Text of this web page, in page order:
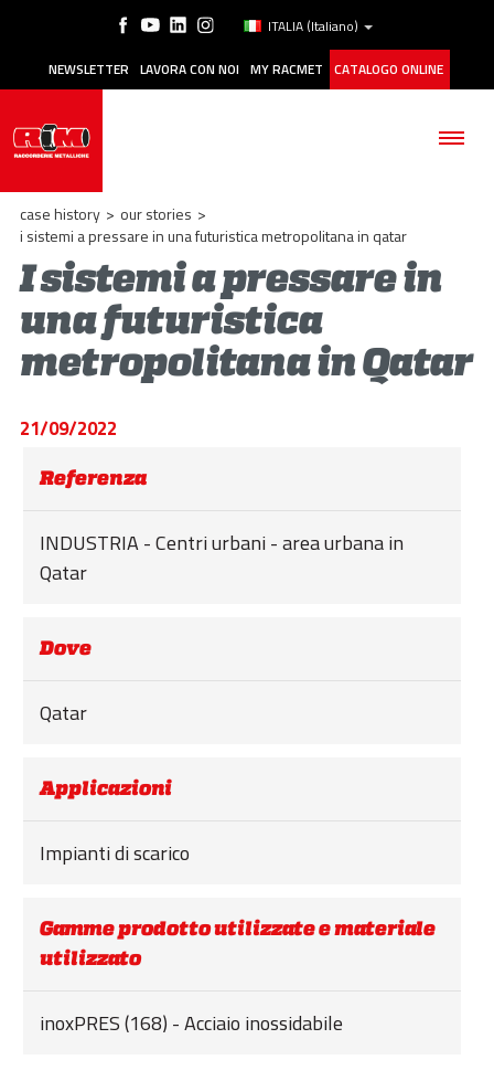
ITALIA (Italiano)
NEWSLETTER LAVORA CON NOI MY RACMET CATALOGO ONLINE
AZIENDA
PRODOTTI
STORIES
BIM
DOWNLOAD
case history > our stories >
i sistemi a pressare in una futuristica metropolitana in qatar
I sistemi a pressare in
una futuristica
metropolitana in Qatar
21/09/2022
Referenza
INDUSTRIA - Centri urbani - area urbana in
Qatar
Dove
Qatar
Applicazioni
Impianti di scarico
Gamme prodotto utilizzate e materiale
utilizzato
inoxPRES (168) - Acciaio inossidabile